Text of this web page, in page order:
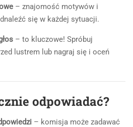
– znajomość motywów i
się w każdej sytuacji.
– to kluczowe! Spróbuj
lustrem lub nagraj się i oceń
odpowiadać?
– komisja może zadawać